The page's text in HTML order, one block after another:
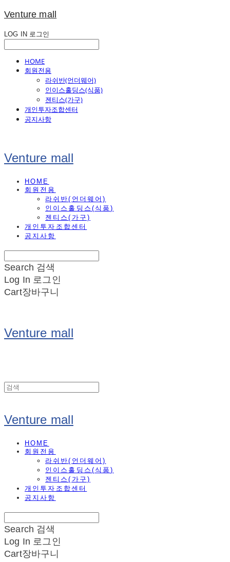
Venture mall
LOG IN 로그인
HOME
회원전용
라쉬반(언더웨어)
인이스홀딩스(식품)
젠티스(가구)
개인투자조합센터
공지사항
Venture mall
HOME
회원전용
라쉬반(언더웨어)
인이스홀딩스(식품)
젠티스(가구)
개인투자조합센터
공지사항
Search 검색
Log In 로그인
Cart장바구니
Venture mall
Venture mall
HOME
회원전용
라쉬반(언더웨어)
인이스홀딩스(식품)
젠티스(가구)
개인투자조합센터
공지사항
Search 검색
Log In 로그인
Cart장바구니